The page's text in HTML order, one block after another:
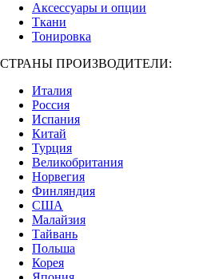
Аксессуары и опции
Ткани
Тонировка
СТРАНЫ ПРОИЗВОДИТЕЛИ:
Италия
Россия
Испания
Китай
Турция
Великобритания
Норвегия
Финляндия
США
Малайзия
Тайвань
Польша
Корея